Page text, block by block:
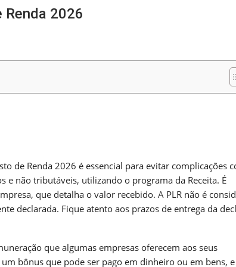
Renda 2026
de Renda 2026 é essencial para evitar complicações
e não tributáveis, utilizando o programa da Receita. É
que detalha o valor recebido. A PLR não é
declarada. Fique atento aos prazos de entrega da
que algumas empresas oferecem aos seus
bônus que pode ser pago em dinheiro ou em bens,